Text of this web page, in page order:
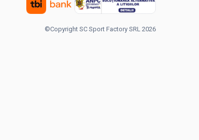
©Copyright SC Sport Factory SRL 2026